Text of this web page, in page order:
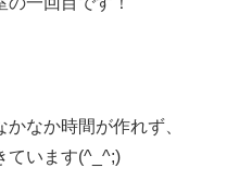
なか時間が作れず、
ています(^_^;)